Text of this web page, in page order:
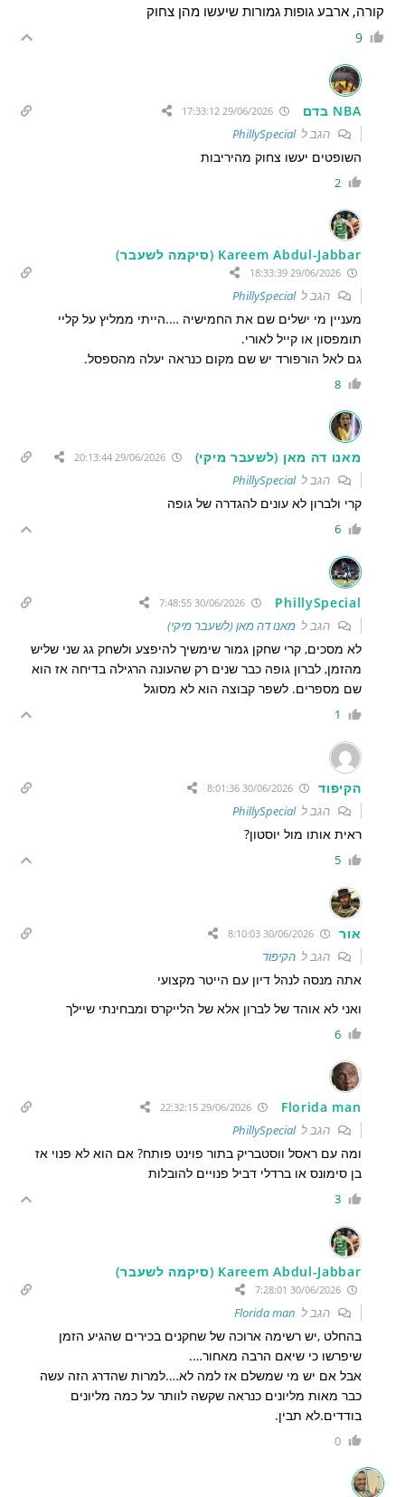
קורה, ארבע גופות גמורות שיעשו מהן צחוק
9
NBA בדם 29/06/2026 17:33:12
הגב לPhillySpecial
השופטים יעשו צחוק מהיריבות
2
Kareem Abdul-Jabbar (סיקמה לשעבר)
29/06/2026 18:33:39
הגב לPhillySpecial
מעניין מי ישלים שם את החמישיה ….הייתי ממליץ על קליי
תומפסון או קייל לאורי.
גם לאל הורפורד יש שם מקום כנראה יעלה מהספסל.
8
מאנו דה מאן (לשעבר מיקי) 29/06/2026 20:13:44
הגב לPhillySpecial
קרי ולברון לא עונים להגדרה של גופה
6
PhillySpecial
הגב למאנו דה מאן (לשעבר מיקי)
לא מסכים, קרי שחקן גמור שימשיך להיפצע ולשחק גג שני שליש
מהזמן, לברון גופה כבר שנים רק שהעונה הרגילה בדיחה אז הוא
שם מספרים. לשפר קבוצה הוא לא מסוגל
1
הקיפוד
הגב לPhillySpecial
ראית אותו מול יוסטון?
5
אור
הגב להקיפוד
אתה מנסה לנהל דיון עם הייטר מקצועי
ואני לא אוהד של לברון אלא של הלייקרס ומבחינתי שיילך
6
Florida man
29/06/2026 22:32:15
הגב לPhillySpecial
ומה עם ראסל ווסטבריק בתור פוינט פותח? אם הוא לא פנוי אז
בן סימונס או ברדלי דביל פנויים להובלות
3
Kareem Abdul-Jabbar (סיקמה לשעבר)
30/06/2026 7:28:01
הגב ל Florida man
בהחלט ,יש רשימה ארוכה של שחקנים בכירים שהגיע הזמן
שיפרשו כי שיאם הרבה מאחור….
אבל אם יש מי שמשלם אז למה לא….למרות שהדרג הזה עשה
כבר מאות מליונים כנראה שקשה לוותר על כמה מליונים
בודדים.לא תבין.
0